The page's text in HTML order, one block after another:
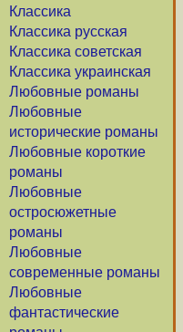
Классика
Классика русская
Классика советская
Классика украинская
Любовные романы
Любовные
исторические романы
Любовные короткие
романы
Любовные
остросюжетные
романы
Любовные
современные романы
Любовные
фантастические